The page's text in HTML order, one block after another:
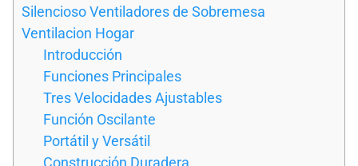
Silencioso Ventiladores de Sobremesa
Ventilacion Hogar
Introducción
Funciones Principales
Tres Velocidades Ajustables
Función Oscilante
Portátil y Versátil
Construcción Duradera